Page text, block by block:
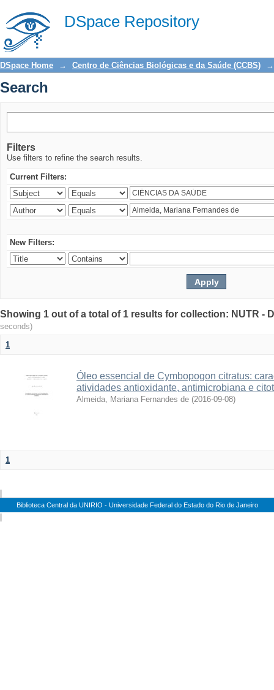
DSpace Repository
Search
DSpace Home → Centro de Ciências Biológicas e da Saúde (CCBS) →
Search
Filters
Use filters to refine the search results.
Current Filters:
New Filters:
Showing 1 out of a total of 1 results for collection: NUTR -
seconds)
1
Óleo essencial de Cymbopogon citratus:
atividades antioxidante, antimicrobiana e
Almeida, Mariana Fernandes de (2016-09-08)
1
Biblioteca Central da UNIRIO - Universidade Federal do Estado do Rio de Janeiro